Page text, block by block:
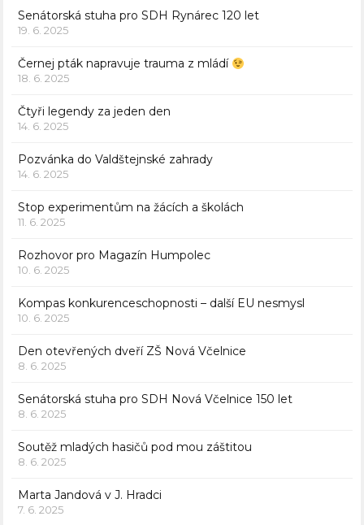
Senátorská stuha pro SDH Rynárec 120 let
19. 6. 2025
Černej pták napravuje trauma z mládí
18. 6. 2025
Čtyři legendy za jeden den
14. 6. 2025
Pozvánka do Valdštejnské zahrady
14. 6. 2025
Stop experimentům na žácích a školách
11. 6. 2025
Rozhovor pro Magazín Humpolec
10. 6. 2025
Kompas konkurenceschopnosti – další EU nesmysl
10. 6. 2025
Den otevřených dveří ZŠ Nová Včelnice
8. 6. 2025
Senátorská stuha pro SDH Nová Včelnice 150 let
8. 6. 2025
Soutěž mladých hasičů pod mou záštitou
8. 6. 2025
Marta Jandová v J. Hradci
7. 6. 2025